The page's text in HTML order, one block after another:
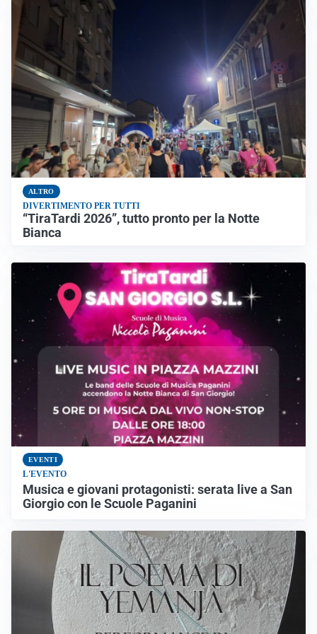
ALTRO
DIVERTIMENTO PER TUTTI
“TiraTardi 2026”, tutto pronto per la Notte
Bianca
EVENTI
L'EVENTO
Musica e giovani protagonisti: serata live a San
Giorgio con le Scuole Paganini